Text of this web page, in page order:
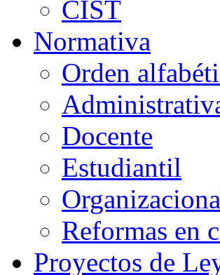
CIST
Normativa
Orden
Docente
Estudiantil
Reformas en
Proyectos de